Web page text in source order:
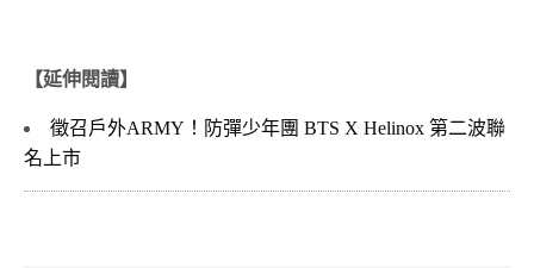
【延伸閱讀】
徵召戶外ARMY！防彈少年團 BTS X Helinox 第二波聯
名上市